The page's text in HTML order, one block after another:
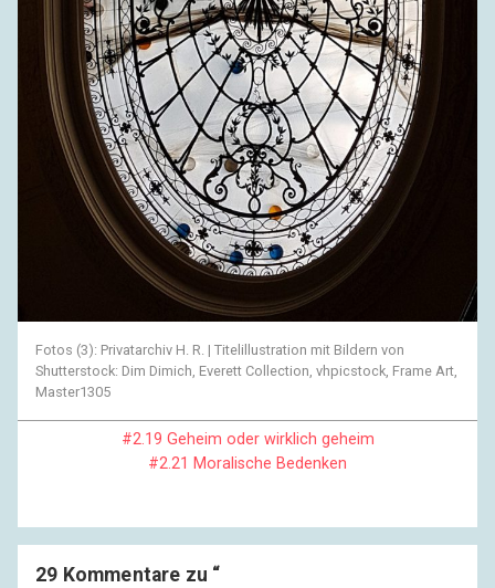
Fotos (3): Privatarchiv H. R. | Titelillustration mit Bildern von
Shutterstock: Dim Dimich, Everett Collection, vhpicstock, Frame Art,
Master1305
#2.19 Geheim oder wirklich geheim
#2.21 Moralische Bedenken
29 Kommentare zu “